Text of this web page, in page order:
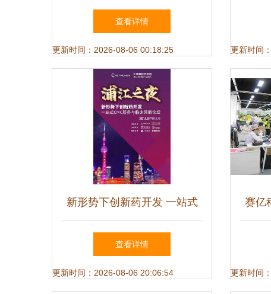
团队的智慧选择
查看详情
更新时间：2026-08-06 00:18:25 更新时间
新形势下创新药开发 一站式
CMC服务与临床策略论坛的
技术服务及开发突破
查看详情
更新时间：2026-08-06 20:06:54
赛亿
更新时间